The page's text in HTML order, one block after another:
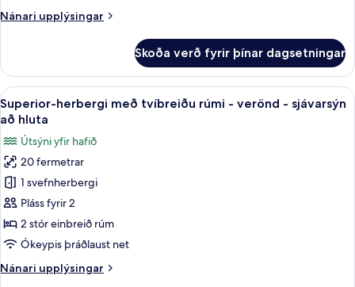
verönd
Nánari upplýsingar
Nánari
með
tvíbreiðu
rúmi
-
-
borgarsýn
Skoða verð fyrir þínar dagsetningar
Skoða
allar
myndir
fyrir
Superior-
herbergi
með
tvíbreiðu
rúmi
verönd
Míníbar, skrifborð, vinnuaðstaða
6
Superior-herbergi með tvíbreiðu rúmi - verönd - sjávarsýn
að hluta
Útsýni yfir hafið
20 fermetrar
1 svefnherbergi
Pláss fyrir 2
2 stór einbreið rúm
Ókeypis þráðlaust net
Nánari upplýsingar
Nánari